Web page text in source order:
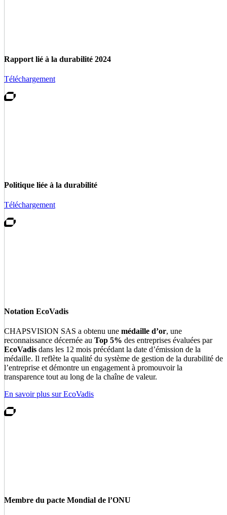
Rapport lié à la durabilité 2024
Téléchargement
Politique liée à la durabilité
Téléchargement
Notation EcoVadis
CHAPSVISION SAS a obtenu une médaille d’or, une
reconnaissance décernée au Top 5% des entreprises évaluées par
EcoVadis dans les 12 mois précédant la date d’émission de la
médaille. Il reflète la qualité du système de gestion de la durabilité de
l’entreprise et démontre un engagement à promouvoir la
transparence tout au long de la chaîne de valeur.
En savoir plus sur EcoVadis
Membre du pacte Mondial de l’ONU